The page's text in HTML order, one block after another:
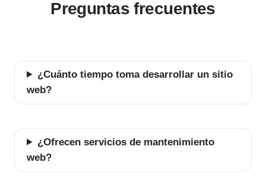
Preguntas frecuentes
¿Cuánto tiempo toma desarrollar un sitio
web?
¿Ofrecen servicios de mantenimiento
web?